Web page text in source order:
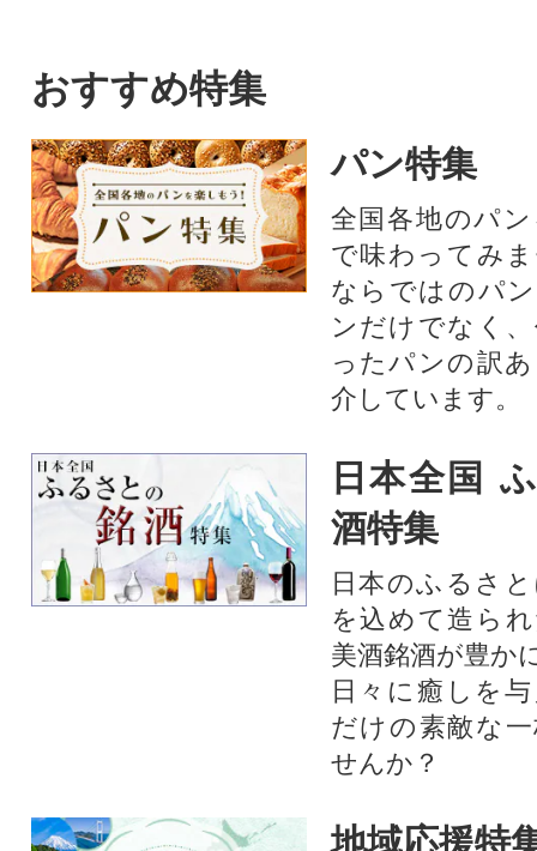
おすすめ特集
パン特集
全国各地のパ
で味わってみ
ならではのパ
ンだけでなく
ったパンの訳
介しています。
日本全国
酒特集
日本のふるさ
を込めて造ら
美酒銘酒が豊か
日々に癒しを
だけの素敵な
せんか？
地域応援特